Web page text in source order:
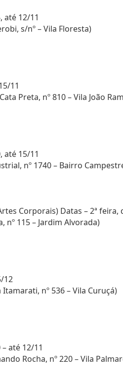
até 12/11
s/nº – Vila Floresta)
11
Preta, nº 810 – Vila João
até 15/11
nº 1740 – Bairro
Corporais) Datas – 2ª feira,
nº 115 – Jardim Alvorada)
12
nº 536 – Vila Curuçá)
até 12/11
Rocha, nº 220 – Vila